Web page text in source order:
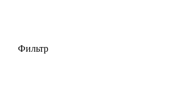
Фильтр